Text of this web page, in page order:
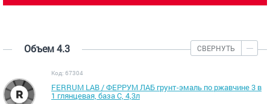
Объем 4.3 СВЕРНУТЬ
Код: 67304
FERRUM LAB / ФЕРРУМ ЛАБ грунт-эмаль по ржавчине 3 в
1 глянцевая, база С, 4,3л